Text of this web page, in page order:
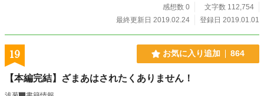
感想数 0
文字数 112,754
最終更新日 2019.02.24
登録日 2019.01.01
19 お気に入り追加 864
【本編完結】ざまあはされたくありません！